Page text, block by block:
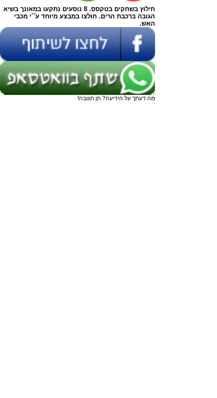
חילוץ בשחקים בטקסס. 8 נוסעים נתקעו במאונך בשיא
הגובה ברכבת הרים. חולצו במבצע מיוחד ע``י מכבי
האש.
מה דעתך על הידיעה? תן תגובה!